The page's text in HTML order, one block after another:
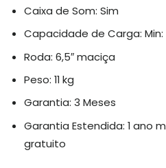
Caixa de Som: Sim
Capacidade de Carga: Min:
Roda: 6,5″ maciça
Peso: 11 kg
Garantia: 3 Meses
Garantia Estendida: 1 ano
gratuito